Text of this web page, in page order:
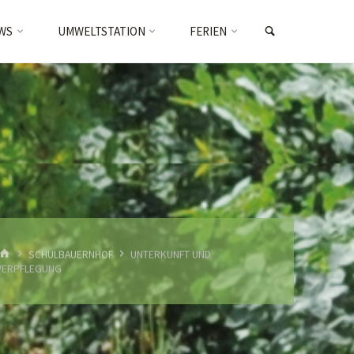
UMWELTSTATION FERIEN
HOMESCHULBAUERNHOF
UNTERKUNFT UND